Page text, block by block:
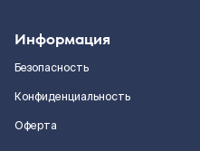
Информация
Безопасность
Конфиденциальность
Оферта